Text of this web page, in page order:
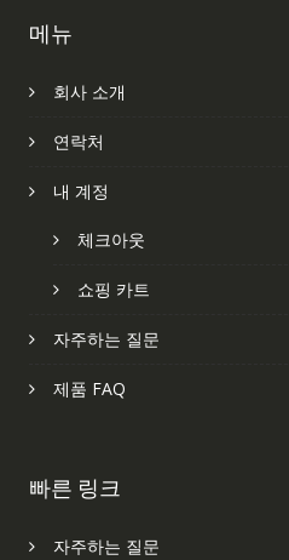
메뉴
회사 소개
연락처
내 계정
체크아웃
쇼핑 카트
자주하는 질문
제품 FAQ
빠른 링크
자주하는 질문